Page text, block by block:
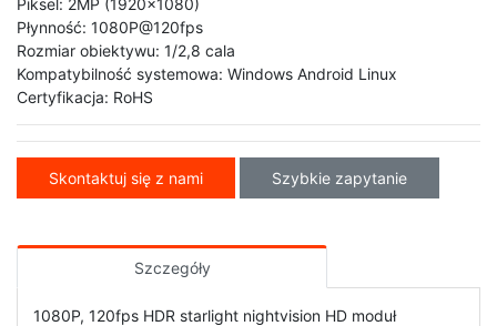
Płynność: 1080P@120fps
Rozmiar obiektywu: 1/2,8 cala
Kompatybilność systemowa: Windows Android Linux
Certyfikacja: RoHS
Skontaktuj się z nami Szybkie zapytanie
Szczegóły
1080P, 120fps HDR starlight nightvision HD moduł